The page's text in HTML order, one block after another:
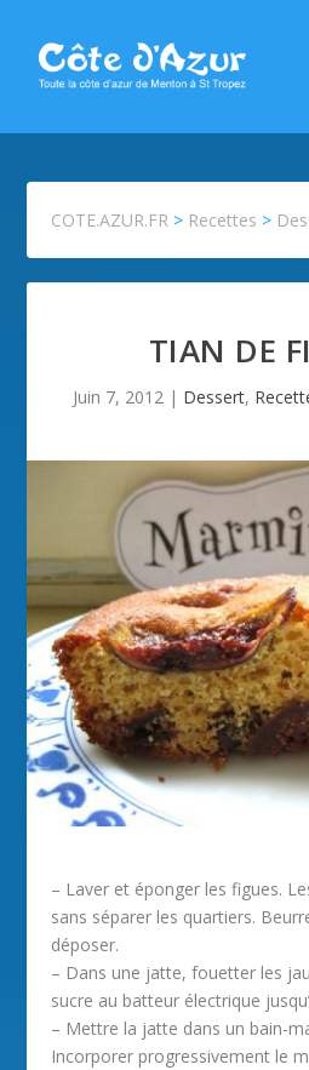
COTE.AZUR.FR > Recettes >
TIAN DE
Juin 7, 2012| Dessert,
– Laver et éponger les figues.
sans séparer les quartiers.
déposer.
– Dans une jatte, fouetter les
sucre au batteur électrique
– Mettre la jatte dans un bain-
Incorporer progressivement le